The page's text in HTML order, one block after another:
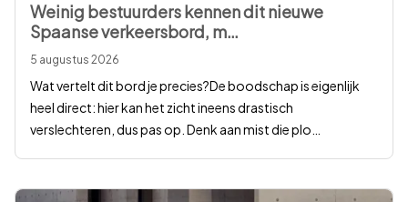
Weinig bestuurders kennen dit nieuwe
Spaanse verkeersbord, m…
5 augustus 2026
Wat vertelt dit bord je precies?De boodschap is eigenlijk
heel direct: hier kan het zicht ineens drastisch
verslechteren, dus pas op. Denk aan mist die plo